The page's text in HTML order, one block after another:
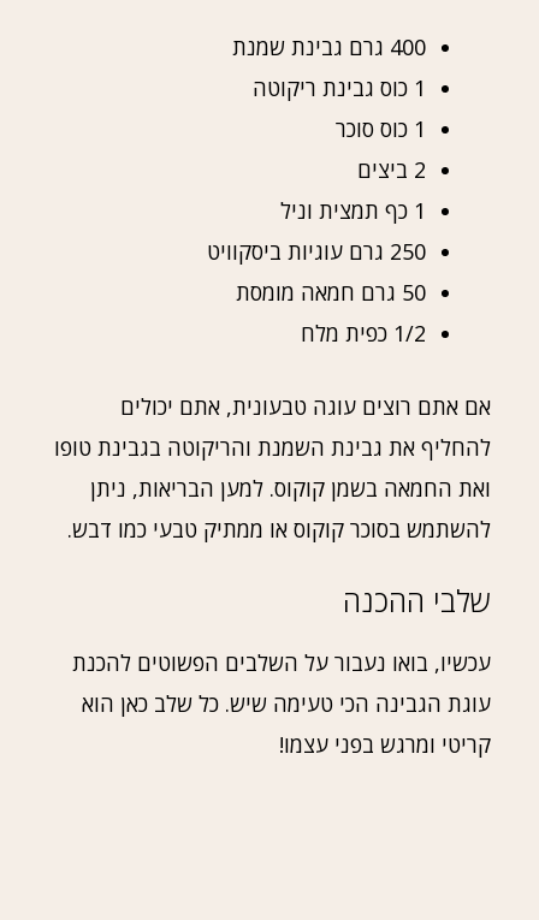
400 גרם גבינת שמנת
1 כוס גבינת ריקוטה
1 כוס סוכר
2 ביצים
1 כף תמצית וניל
250 גרם עוגיות ביסקוויט
50 גרם חמאה מומסת
1/2 כפית מלח
אם אתם רוצים עוגה טבעונית, אתם יכולים
להחליף את גבינת השמנת והריקוטה בגבינת טופו
ואת החמאה בשמן קוקוס. למען הבריאות, ניתן
להשתמש בסוכר קוקוס או ממתיק טבעי כמו דבש.
שלבי ההכנה
עכשיו, בואו נעבור על השלבים הפשוטים להכנת
עוגת הגבינה הכי טעימה שיש. כל שלב כאן הוא
קריטי ומרגש בפני עצמו!